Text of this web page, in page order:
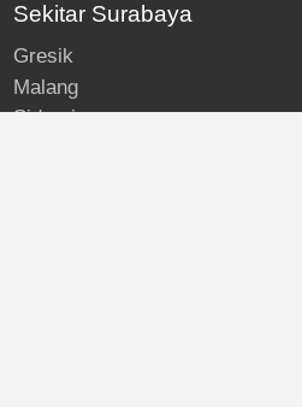
Sekitar Surabaya
Gresik
Malang
Sidoarjo